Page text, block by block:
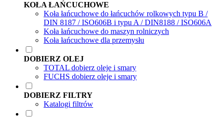
KOŁA ŁAŃCUCHOWE
Koła łańcuchowe do łańcuchów rolkowych typu B /
DIN 8187 / ISO606B i typu A / DIN8188 / ISO606A
Koła łańcuchowe do maszyn rolniczych
Koła łańcuchowe dla przemysłu
DOBIERZ OLEJ
TOTAL dobierz oleje i smary
FUCHS dobierz oleje i smary
DOBIERZ FILTRY
Katalogi filtrów